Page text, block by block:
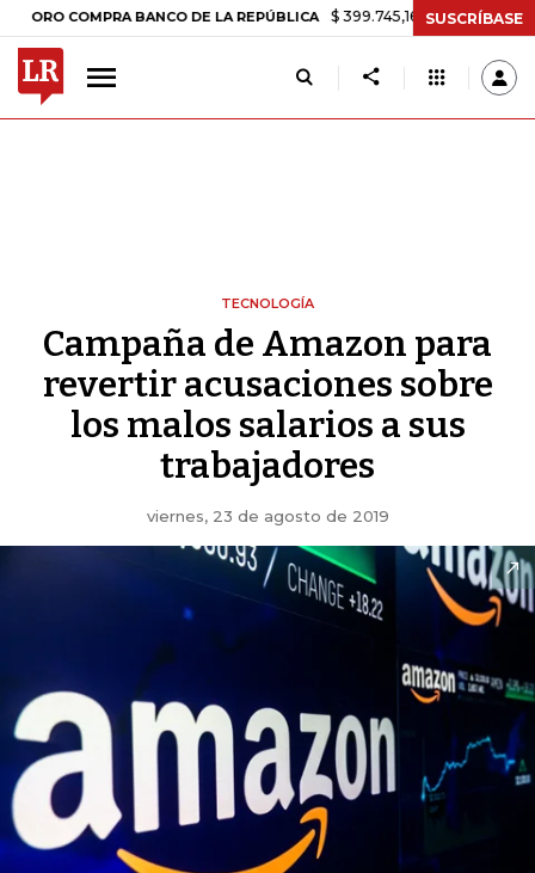
COMPRA BANCO DE LA REPÚBLICA $ 399.745,16 +$ 2.295,71 +0,58%
SUSCRÍBASE
TECNOLOGÍA
Campaña de Amazon para
revertir acusaciones sobre
los malos salarios a sus
trabajadores
viernes, 23 de agosto de 2019